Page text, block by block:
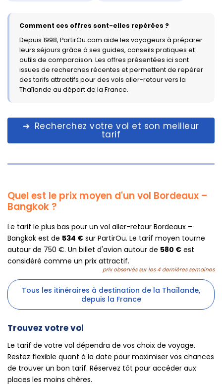
Comment ces offres sont-elles repérées ?
Depuis 1998, PartirOu.com aide les voyageurs à préparer
leurs séjours grâce à ses guides, conseils pratiques et
outils de comparaison. Les offres présentées ici sont
issues de recherches récentes et permettent de repérer
des tarifs attractifs pour des vols aller-retour vers la
Thaïlande au départ de la France.
Recherchez votre vol et son meilleur
tarif
Quel est le prix moyen d'un vol Bordeaux –
Bangkok ?
Le tarif le plus bas pour un vol aller-retour Bordeaux –
Bangkok est de 534 € sur PartirOu. Le tarif moyen tourne
autour de 750 €. Un billet d'avion autour de 580 € est
considéré comme un prix attractif.
prix observés sur les 4 dernières semaines
Tous les itinéraires à destination de la Thaïlande,
depuis la France
Trouvez votre vol
Le tarif de votre vol dépendra de vos choix de voyage.
Restez flexible quant à la date pour maximiser vos chances
de trouver un bon tarif. Réservez tôt pour accéder aux
places les moins chères.